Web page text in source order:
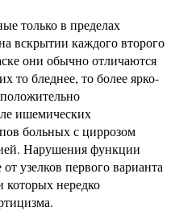
только в пределах
вскрытии каждого второго
они обычно отличаются
то бледнее, то более ярко-
ишемических
больных с циррозом
Нарушения функции
узелков первого варианта
нередко